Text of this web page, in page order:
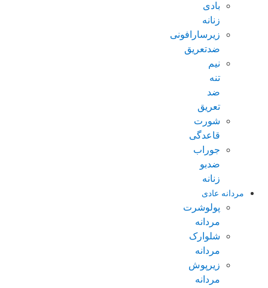
بادی
زنانه
زیرسارافونی
ضدتعریق
نیم
تنه
ضد
تعریق
شورت
قاعدگی
جوراب
ضدبو
زنانه
مردانه عادی
پولوشرت
مردانه
شلوارک
مردانه
زیرپوش
مردانه